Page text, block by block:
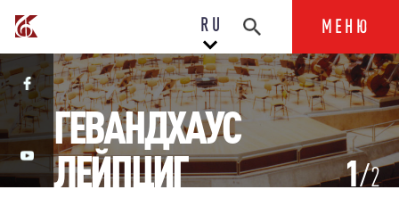
RU МЕНЮ
ГЕВАНДХАУС
ЛЕЙПЦИГ
1 2